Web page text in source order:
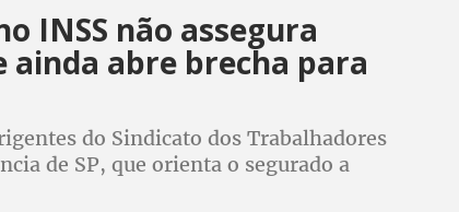
INSS não assegura
ainda abre brecha para
do Sindicato dos Trabalhadores
de SP, que orienta o segurado a